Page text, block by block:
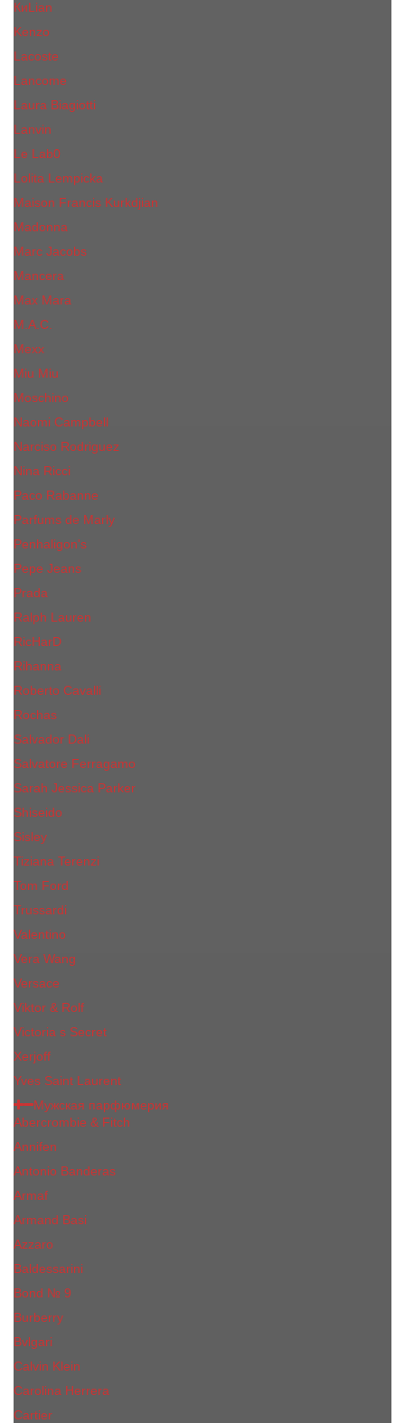
КиLian
Kenzo
Lacoste
Lancome
Laura Biagiotti
Lanvin
Lе Lab0
Lolita Lempicka
Maison Francis Kurkdjian
Madonna
Marc Jacobs
Mancera
Max Mara
M.А.C.
Mexx
Miu Miu
Mоsсhino
Naomi Campbell
Narciso Rodriguez
Nina Ricci
Paco Rabanne
Parfums de Marly
Penhaligon's
Pepe Jeans
Prada
Ralph Lauren
RicHarD
Rihanna
Roberto Cavalli
Rochas
Salvador Dali
Salvatore Ferragamo
Sarah Jessica Parker
Shiseido
Sisley
Tiziana Terenzi
Tom Ford
Trussardi
Valentino
Vera Wang
Versace
Viktor & Rolf
Victoria s Secret
Xerjoff
Yves Saint Laurent
Мужская парфюмерия
Abercrombie & Fitch
Annifen
Antonio Banderas
Armaf
Armand Basi
Azzaro
Baldessarini
Bond № 9
Burberry
Bvlgari
Calvin Klein
Carolina Herrera
Cartier